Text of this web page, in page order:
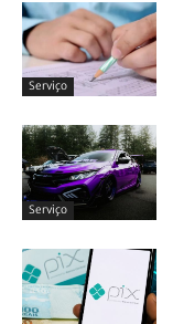
Serviço
Serviço